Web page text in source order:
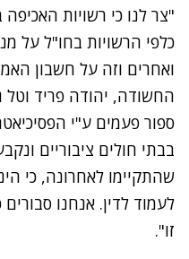
"צר לנו כי רשויות
כלפי הרשויות בחו"ל על
ואחרים וזה על חשבון
החשודה, יהודה פריד וטל
ספור פעמים ע"י
בבתי חולים ציבוריים
שהתקיימו לאחרונה, כי
לעמוד לדין. אנחנו
זו".‎